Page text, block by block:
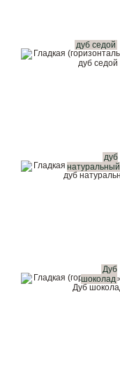
дуб седой
дуб
натуральный
Дуб
шоколад